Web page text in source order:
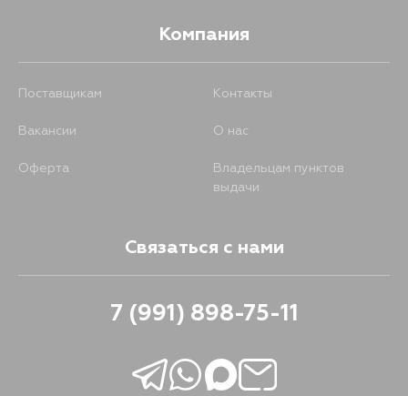
Компания
Поставщикам Контакты
Вакансии О нас
Оферта
Владельцам пунктов
выдачи
Связаться с нами
7 (991) 898-75-11